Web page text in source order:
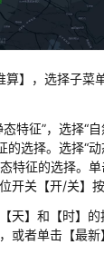
算】，选择子菜
特征”，选择“
的选择。选择“
特征的选择。
开关【开/关】按
天】和【时】
或者单击【最